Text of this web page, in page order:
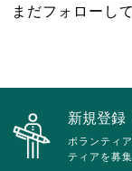
まだフォローし
新規登録
ボランティ
ティアを募